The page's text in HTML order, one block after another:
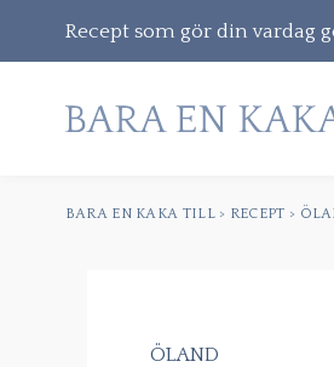
Recept som gör din vardag
Gå
BARA EN KAKA TILL> RECEPT >
ÖLAND